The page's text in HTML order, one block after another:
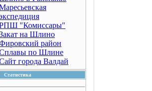
"Комиссары"
на Шлино
район
по Шлине
города Валдай
Статистика